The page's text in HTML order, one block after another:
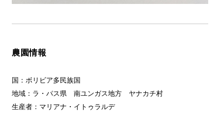
農園情報
国：ボリビア多民族国
地域：ラ・パス県 南ユンガス地方 ヤナカチ村
生産者：マリアナ・イトゥラルデ